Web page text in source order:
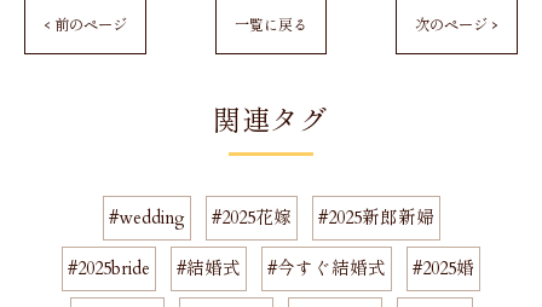
< 前のページ 一覧に戻る 次のページ >
関連タグ
#wedding #2025花嫁 #2025新郎新婦
#2025bride #結婚式 #今すぐ結婚式 #2025婚